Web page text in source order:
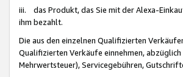
iii. das Produkt, das Sie mit der Alexa-
ihm bezahlt.
Die aus den einzelnen Qualifizierten
Qualifizierten Verkäufe einnehmen,
Mehrwertsteuer), Servicegebühren,